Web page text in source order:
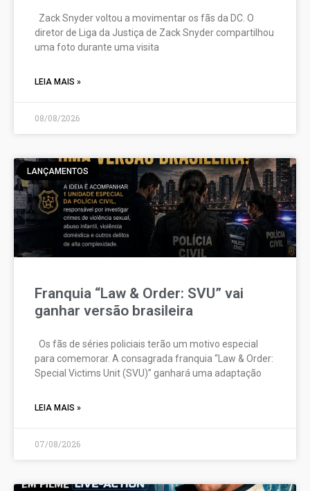
Zack Snyder voltou a movimentar os fãs da DC. O
diretor de Liga da Justiça de Zack Snyder compartilhou
uma foto durante uma visita
LEIA MAIS »
08/08/2026
LANÇAMENTOS
Franquia “Law & Order: SVU” vai
ganhar versão brasileira
Os fãs de séries policiais terão um motivo especial
para comemorar. A consagrada franquia “Law & Order:
Special Victims Unit (SVU)” ganhará uma adaptação
LEIA MAIS »
07/08/2026